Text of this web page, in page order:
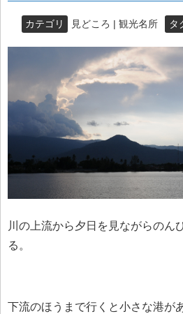
カテゴリ 見どころ | 観光名所 タ
川の上流から夕日を見ながらのん
る。
下流のほうまで行くと小さな港が